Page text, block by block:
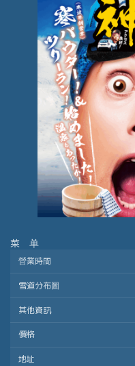
菜 单
營業時間
雪道分布圖
其他資訊
價格
地址